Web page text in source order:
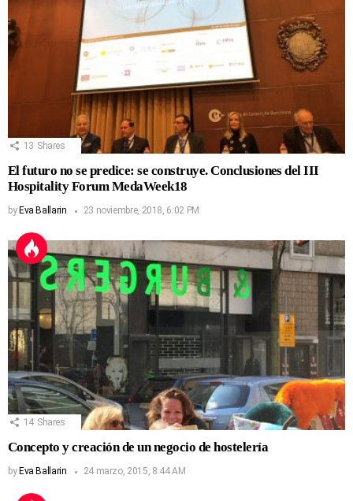
13 Shares
El futuro no se predice: se construye. Conclusiones del III
Hospitality Forum MedaWeek18
by Eva Ballarin 23 noviembre, 2018, 6:02 PM
14 Shares
Concepto y creación de un negocio de hostelería
by Eva Ballarin 24 marzo, 2015, 8:44 AM